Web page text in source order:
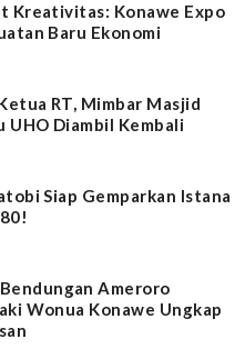
Kreativitas: Konawe Expo
Baru Ekonomi
RT, Mimbar Masjid
UHO Diambil Kembali
Siap Gemparkan Istana
Ameroro
Wonua Konawe Ungkap